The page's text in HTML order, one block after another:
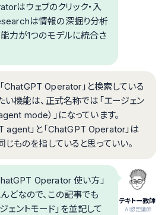
はウェブのクリック・入
は情報の深掘り分析
力が1つのモデルに統合さ
ChatGPT Operator」と検索している
い機能は、正式名称では「エージェン
mode）」になっています。
agent」と「ChatGPT Operator」は
ものを指していると思っていい。
テキトー教師
.AI認定講師
Operator 使い方」
どなので、この記事でも
ェントモード」を並記して